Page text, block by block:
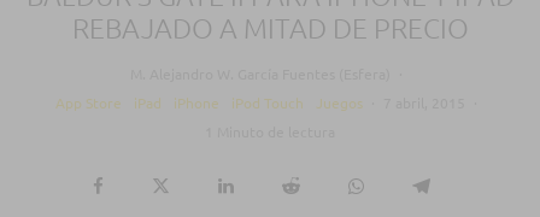
REBAJADO A MITAD DE PRECIO
App Store
iPad iPhone iPod Touch Juegos